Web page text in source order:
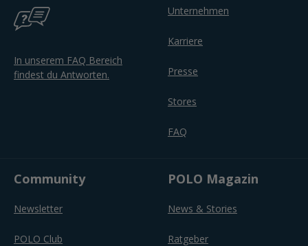
In unserem FAQ Bereich
findest du Antworten.
Unternehmen
Karriere
Presse
Stores
FAQ
Community
Newsletter
POLO Club
POLO Magazin
News & Stories
Ratgeber